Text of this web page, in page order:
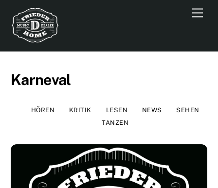
content
Karneval
HÖREN KRITIK LESEN NEWS
SEHEN
TANZEN